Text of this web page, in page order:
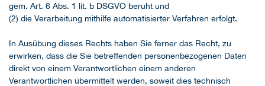
gem. Art. 6 Abs. 1 lit. b DSGVO beruht und
(2) die Verarbeitung mithilfe automatisierter Verfahren erfolgt.
In Ausübung dieses Rechts haben Sie ferner das Recht, zu
erwirken, dass die Sie betreffenden personenbezogenen Daten
direkt von einem Verantwortlichen einem anderen
Verantwortlichen übermittelt werden, soweit dies technisch